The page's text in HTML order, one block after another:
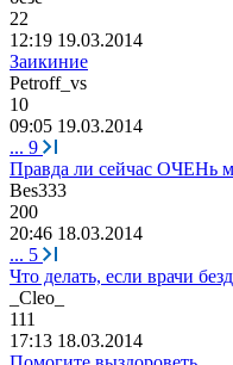
22
12:19 19.03.2014
Заикиние
Petroff_vs
10
09:05 19.03.2014
... 9
Правда ли сейчас ОЧЕНь
Bes333
200
20:46 18.03.2014
... 5
Что делать, если врачи
_Cleo_
111
17:13 18.03.2014